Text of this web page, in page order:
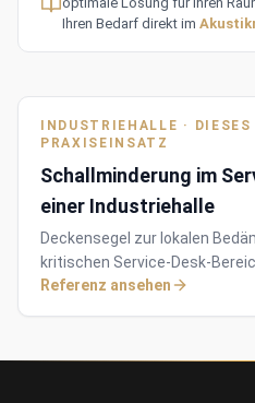
Ihren Bedarf direkt im
INDUSTRIEHALLE ·
PRAXISEINSATZ
Schallminderung im
einer Industriehalle
Deckensegel zur lokalen
kritischen Service-Desk-
Referenz ansehen